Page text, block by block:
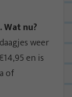
Wat nu?
weer
en is
of